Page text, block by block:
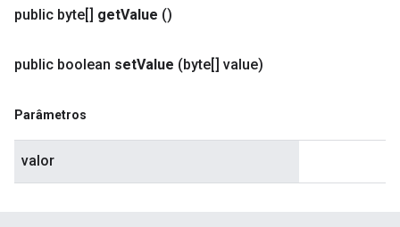
public byte[] getValue ()
public boolean setValue (byte[] value)
Parâmetros
valor